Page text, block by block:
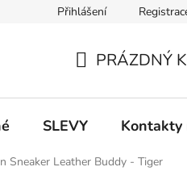
Informace k on-line platbám
Přihlášení
KOŠÍK
PRÁZDNÝ
SLEVY Kontakty
Sneaker Leather Buddy - Tiger